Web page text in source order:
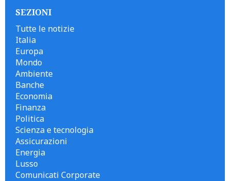
SEZIONI
Tutte le notizie
Italia
Europa
Mondo
Ambiente
Banche
Economia
Finanza
Politica
Scienza e tecnologia
Assicurazioni
Energia
Lusso
Comunicati Corporate